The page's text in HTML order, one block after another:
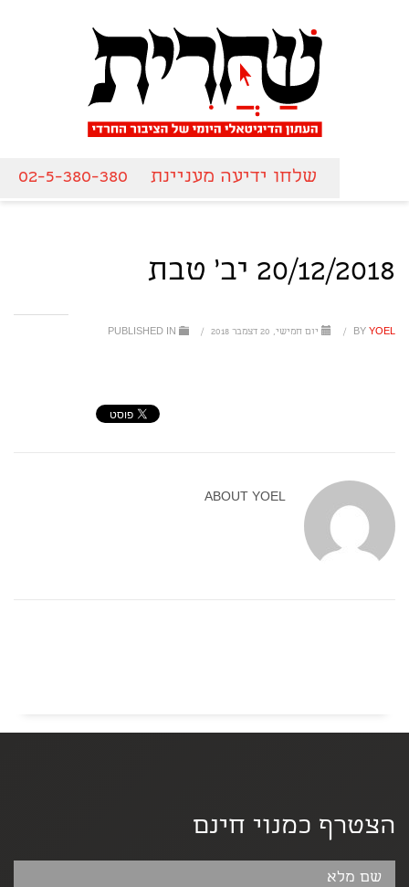
שלחו ידיעה מעניינת 02-5-380-380
20/12/2018 יב' טבת
BY YOEL
/ יום חמישי, 20 דצמבר 2018 /
ABOUT YOEL
הצטרף כמנוי חינם